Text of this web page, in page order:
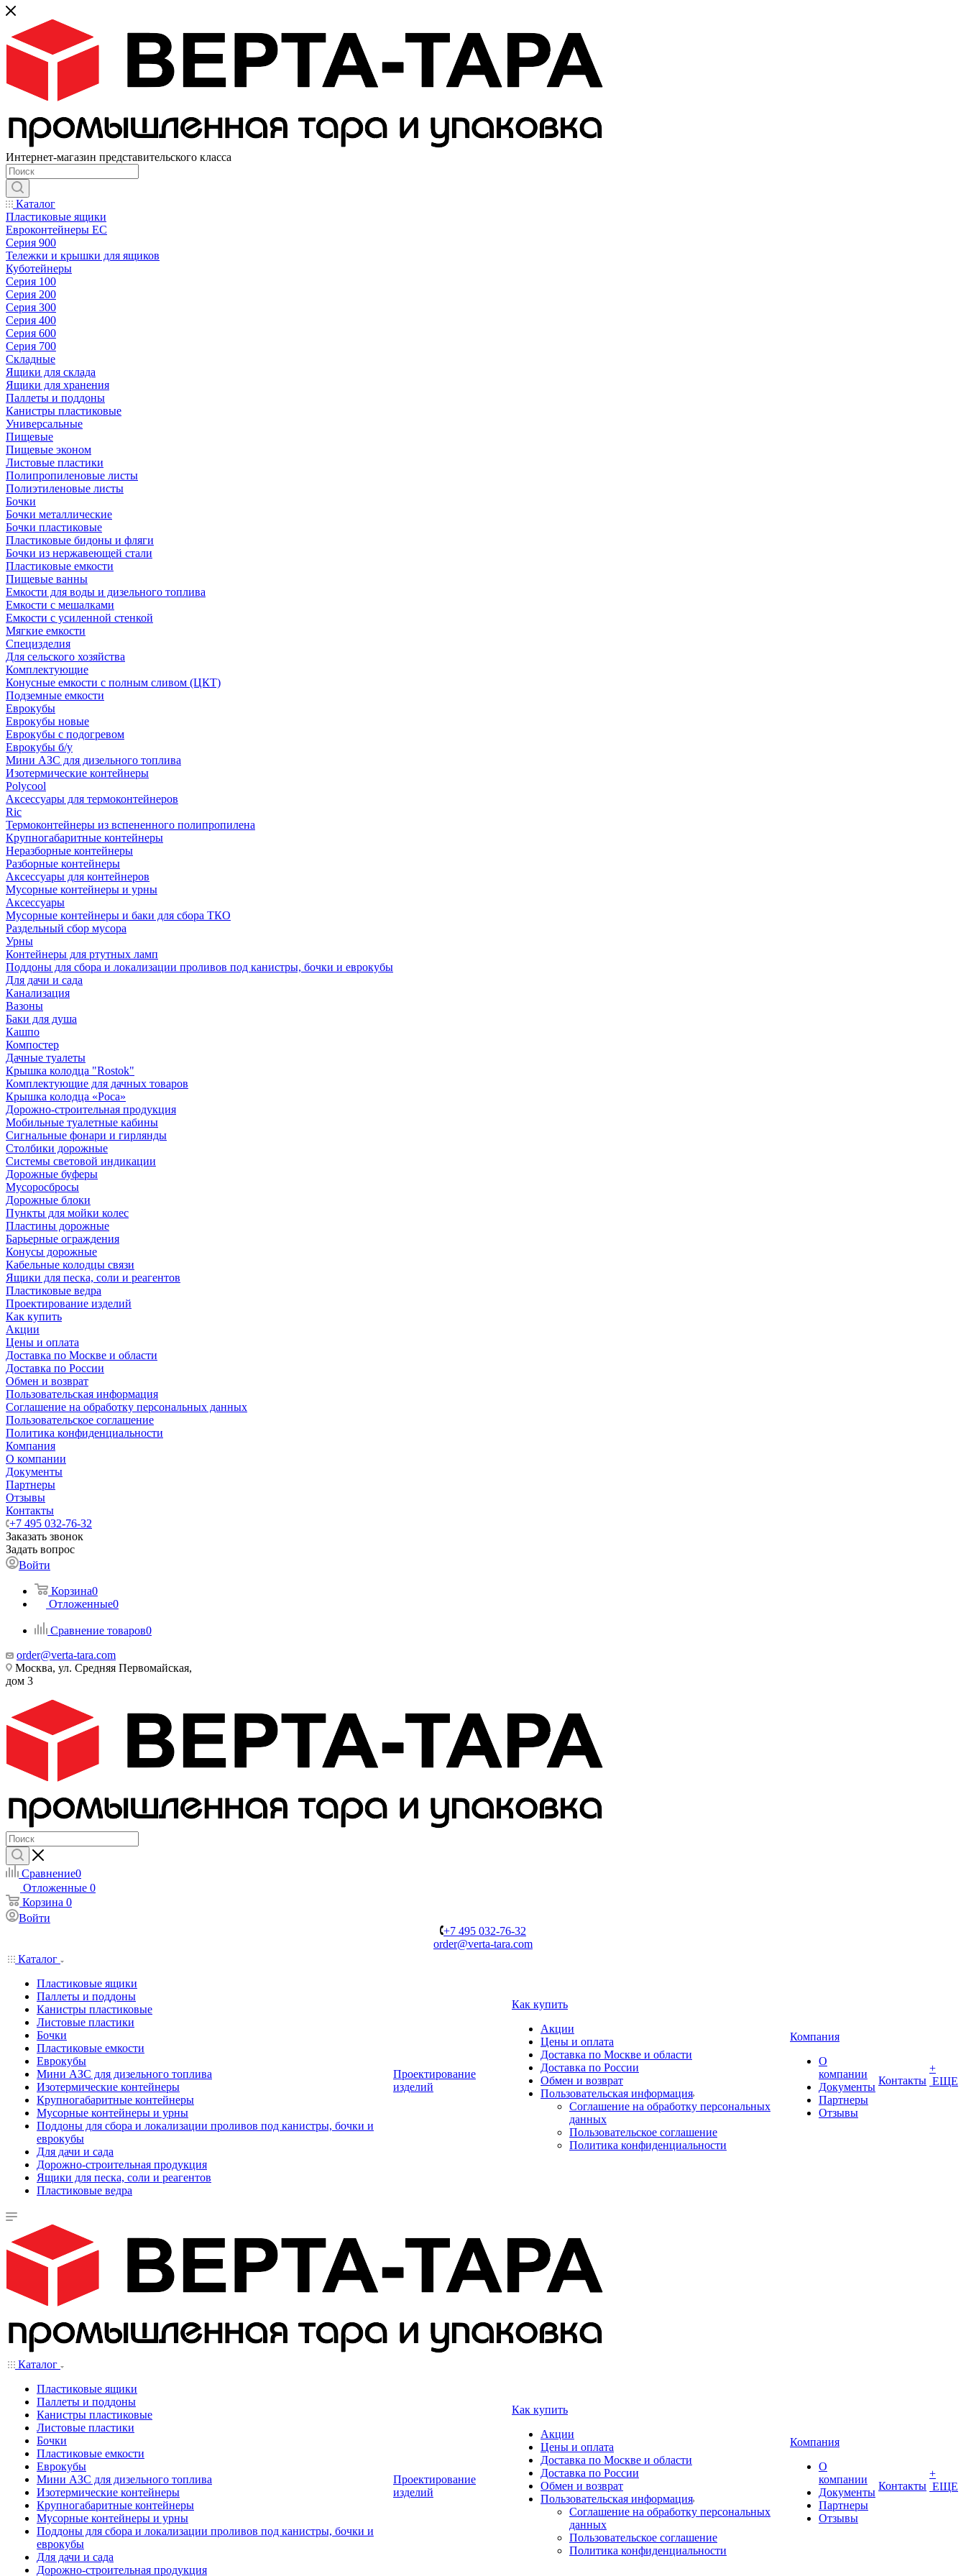
Интернет-магазин представительского класса
Каталог
Пластиковые ящики
Евроконтейнеры ЕС
Серия 900
Тележки и крышки для ящиков
Куботейнеры
Серия 100
Серия 200
Серия 300
Серия 400
Серия 600
Серия 700
Складные
Ящики для склада
Ящики для хранения
Паллеты и поддоны
Канистры пластиковые
Универсальные
Пищевые
Пищевые эконом
Листовые пластики
Полипропиленовые листы
Полиэтиленовые листы
Бочки
Бочки металлические
Бочки пластиковые
Пластиковые бидоны и фляги
Бочки из нержавеющей стали
Пластиковые емкости
Пищевые ванны
Емкости для воды и дизельного топлива
Емкости с мешалками
Емкости с усиленной стенкой
Мягкие емкости
Специзделия
Для сельского хозяйства
Комплектующие
Конусные емкости с полным сливом (ЦКТ)
Подземные емкости
Еврокубы
Еврокубы новые
Еврокубы с подогревом
Еврокубы б/у
Мини АЗС для дизельного топлива
Изотермические контейнеры
Polycool
Аксессуары для термоконтейнеров
Ric
Термоконтейнеры из вспененного полипропилена
Крупногабаритные контейнеры
Неразборные контейнеры
Разборные контейнеры
Аксессуары для контейнеров
Мусорные контейнеры и урны
Аксессуары
Мусорные контейнеры и баки для сбора ТКО
Раздельный сбор мусора
Урны
Контейнеры для ртутных ламп
Поддоны для сбора и локализации проливов под канистры, бочки и еврокубы
Для дачи и сада
Канализация
Вазоны
Баки для душа
Кашпо
Компостер
Дачные туалеты
Крышка колодца "Rostok"
Комплектующие для дачных товаров
Крышка колодца «Роса»
Дорожно-строительная продукция
Мобильные туалетные кабины
Сигнальные фонари и гирлянды
Столбики дорожные
Системы световой индикации
Дорожные буферы
Мусоросбросы
Дорожные блоки
Пункты для мойки колес
Пластины дорожные
Барьерные ограждения
Конусы дорожные
Кабельные колодцы связи
Ящики для песка, соли и реагентов
Пластиковые ведра
Проектирование изделий
Как купить
Акции
Цены и оплата
Доставка по Москве и области
Доставка по России
Обмен и возврат
Пользовательская информация
Соглашение на обработку персональных данных
Пользовательское соглашение
Политика конфиденциальности
Компания
О компании
Документы
Партнеры
Отзывы
Контакты
+7 495 032-76-32
Заказать звонок
Задать вопрос
Войти
Корзина0
Отложенные0
Сравнение товаров0
order@verta-tara.com
Москва, ул. Средняя Первомайская,
дом 3
Сравнение0
Отложенные 0
Корзина 0
Войти
+7 495 032-76-32
order@verta-tara.com
Каталог
Пластиковые ящики
Паллеты и поддоны
Канистры пластиковые
Листовые пластики
Бочки
Пластиковые емкости
Еврокубы
Мини АЗС для дизельного топлива
Изотермические контейнеры
Крупногабаритные контейнеры
Мусорные контейнеры и урны
Поддоны для сбора и локализации проливов под канистры, бочки и
еврокубы
Для дачи и сада
Дорожно-строительная продукция
Ящики для песка, соли и реагентов
Пластиковые ведра
Проектирование
изделий
Как купить
Акции
Цены и оплата
Доставка по Москве и области
Доставка по России
Обмен и возврат
Пользовательская информация
Соглашение на обработку персональных
данных
Пользовательское соглашение
Политика конфиденциальности
Компания
О
компании
Документы
Партнеры
Отзывы
Контакты
+
ЕЩЕ
Каталог
Пластиковые ящики
Паллеты и поддоны
Канистры пластиковые
Листовые пластики
Бочки
Пластиковые емкости
Еврокубы
Мини АЗС для дизельного топлива
Изотермические контейнеры
Крупногабаритные контейнеры
Мусорные контейнеры и урны
Поддоны для сбора и локализации проливов под канистры, бочки и
еврокубы
Для дачи и сада
Дорожно-строительная продукция
Проектирование
изделий
Как купить
Акции
Цены и оплата
Доставка по Москве и области
Доставка по России
Обмен и возврат
Пользовательская информация
Соглашение на обработку персональных
данных
Пользовательское соглашение
Политика конфиденциальности
Компания
О
компании
Документы
Партнеры
Отзывы
Контакты
+
ЕЩЕ